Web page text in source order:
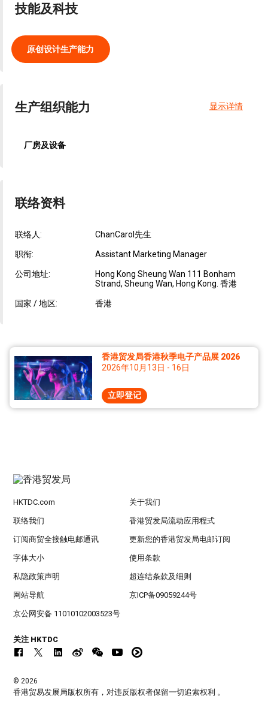
技能及科技
原创设计生产能力
生产组织能力 显示详情
厂房及设备
联络资料
联络人: ChanCarol先生
职衔: Assistant Marketing Manager
公司地址:
Hong Kong Sheung Wan 111 Bonham
Strand, Sheung Wan, Hong Kong. 香港
国家 / 地区: 香港
香港贸发局香港秋季电子产品展 2026
2026年10月13日 - 16日
立即登记
HKTDC.com 关于我们
联络我们 香港贸发局流动应用程式
订阅商贸全接触电邮通讯 更新您的香港贸发局电邮订阅
字体大小 使用条款
私隐政策声明 超连结条款及细则
网站导航 京ICP备09059244号
京公网安备 11010102003523号
关注 HKTDC
© 2026
香港贸易发展局版权所有，对违反版权者保留一切追索权利 。